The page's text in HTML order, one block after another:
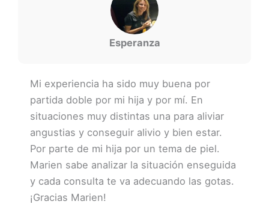
Esperanza
Mi experiencia ha sido muy buena por
partida doble por mi hija y por mí. En
situaciones muy distintas una para aliviar
angustias y conseguir alivio y bien estar.
Por parte de mi hija por un tema de piel.
Marien sabe analizar la situación enseguida
y cada consulta te va adecuando las gotas.
¡Gracias Marien!